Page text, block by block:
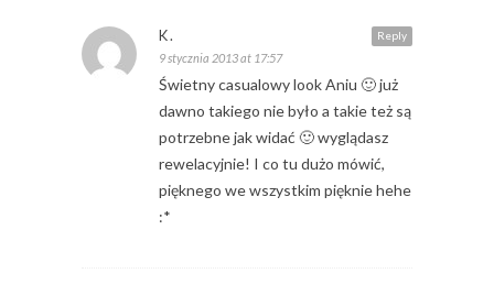
Reply
K.
9 stycznia 2013 at 17:57
Świetny casualowy look Aniu 🙂 już
dawno takiego nie było a takie też są
potrzebne jak widać 🙂 wyglądasz
rewelacyjnie! I co tu dużo mówić,
pięknego we wszystkim pięknie hehe
:*